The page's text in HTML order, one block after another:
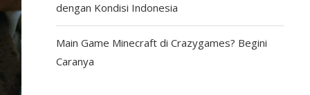
dengan Kondisi Indonesia
Main Game Minecraft di Crazygames? Begini
Caranya